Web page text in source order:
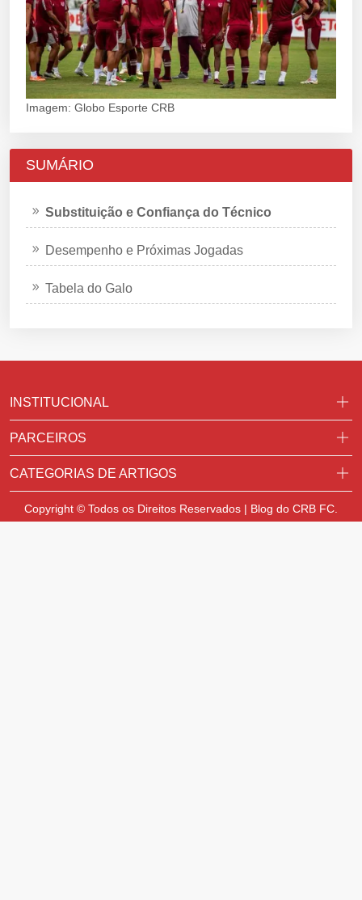
Imagem: Globo Esporte CRB
SUMÁRIO
Substituição e Confiança do Técnico
Desempenho e Próximas Jogadas
Tabela do Galo
INSTITUCIONAL
PARCEIROS
CATEGORIAS DE ARTIGOS
Copyright © Todos os Direitos Reservados | Blog do CRB FC.